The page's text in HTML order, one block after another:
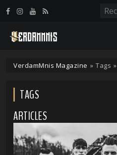
VerdamMnis Magazine » Tags »
TAGS
ARTICLES
Panneau de gestion des cookies